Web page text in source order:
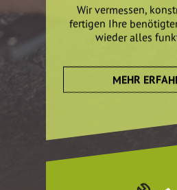
Wir vermessen,
fertigen Ihre
wieder alles
MEHR